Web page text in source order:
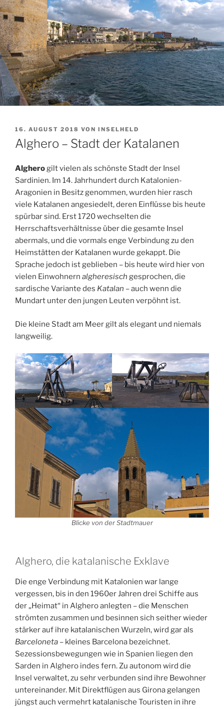
VERÖFFENTLICHT
AM
16. AUGUST 2018 VON INSELHELD
Alghero – Stadt der Katalanen
Algherogilt vielen als schönste Stadt der Insel
Sardinien. Im 14. Jahrhundert durch Katalonien-
Aragonien in Besitz genommen, wurden hier rasch
viele Katalanen angesiedelt, deren Einflüsse bis heute
spürbar sind. Erst 1720 wechselten die
Herrschaftsverhältnisse über die gesamte Insel
abermals, und die vormals enge Verbindung zu den
Heimstätten der Katalanen wurde gekappt. Die
Sprache jedoch ist geblieben – bis heute wird hier von
vielen Einwohnern algheresisch gesprochen, die
sardische Variante des Katalan –auch wenn die
Mundart unter den jungen Leuten verpöhnt ist.
Die kleine Stadt am Meer gilt als elegant und niemals
langweilig.
Blicke von der Stadtmauer
Alghero, die katalanische Exklave
Die enge Verbindung mit Katalonien war lange
vergessen, bis in den 1960er Jahren drei Schiffe aus
der „Heimat“ in Alghero anlegten – die Menschen
strömten zusammen und besinnen sich seither wieder
stärker auf ihre katalanischen Wurzeln, wird gar als
Barceloneta – kleines Barcelona bezeichnet.
Sezessionsbewegungen wie in Spanien liegen den
Sarden in Alghero indes fern. Zu autonom wird die
Insel verwaltet, zu sehr verbunden sind ihre Bewohner
untereinander. Mit Direktflügen aus Girona gelangen
jüngst auch vermehrt katalanische Touristen in ihre